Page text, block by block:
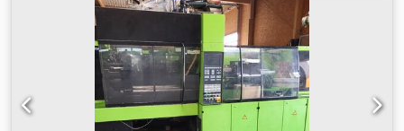
de la unidad de inyección: mín. 250 mm, máx. 750 mm 
Año de fabricación: 1998